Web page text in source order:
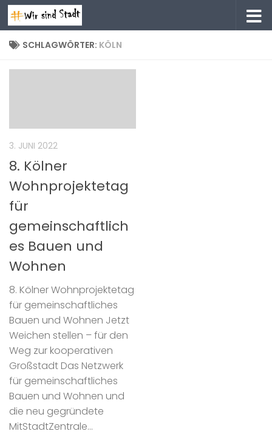
Zum Inhalt springen
SCHLAGWÖRTER: KÖLN
3. JUNI 2022
8. Kölner
Wohnprojektetag
für
gemeinschaftlich
es Bauen und
Wohnen
8. Kölner Wohnprojektetag
für gemeinschaftliches
Bauen und Wohnen Jetzt
Weichen stellen – für den
Weg zur kooperativen
Großstadt Das Netzwerk
für gemeinschaftliches
Bauen und Wohnen und
die neu gegründete
MitStadtZentrale...